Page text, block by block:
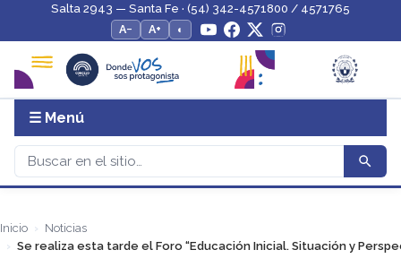
Salta 2943 — Santa Fe · (54) 342-4571800 / 4571765
A−
A+ ◐
☰ Menú
Inicio
Noticias
Se realiza esta tarde el Foro “Educación Inicial. Situación y